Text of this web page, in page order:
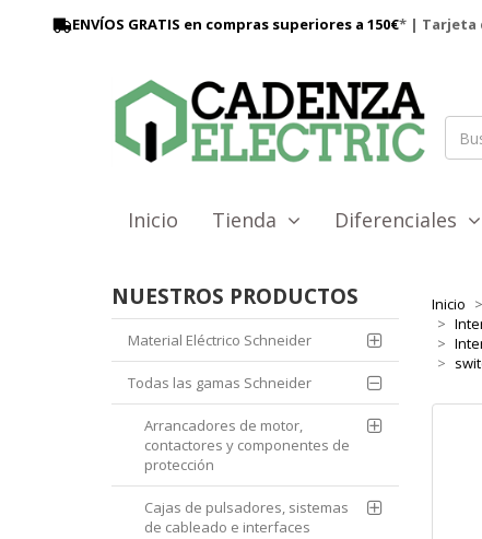
ENVÍOS GRATIS en compras superiores a 150€* | Tarjeta
Inicio Tienda Diferenciales
Inicio
NUESTROS PRODUCTOS
Material Eléctrico Schneider
Todas las gamas Schneider
Arrancadores de motor,
contactores y componentes de
protección
Cajas de pulsadores, sistemas
de cableado e interfaces